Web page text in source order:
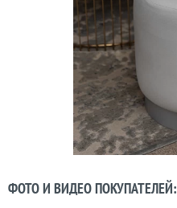
ФОТО И ВИДЕО ПОКУПАТЕЛЕЙ: